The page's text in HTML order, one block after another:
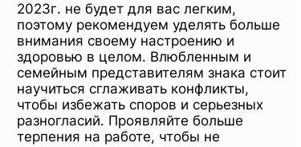
2023г. не будет для вас легким,
поэтому рекомендуем уделять больше
внимания своему настроению и
здоровью в целом. Влюбленным и
семейным представителям знака стоит
научиться сглаживать конфликты,
чтобы избежать споров и серьезных
разногласий. Проявляйте больше
терпения на работе, чтобы не